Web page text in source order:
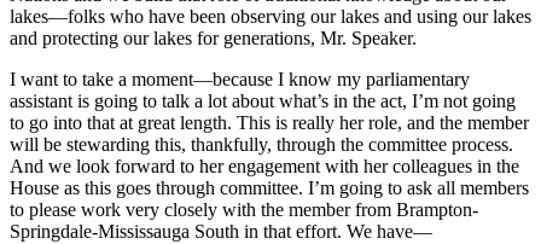
lakes—folks who have been observing our lakes and using our lakes
and protecting our lakes for generations, Mr. Speaker.
I want to take a moment—because I know my parliamentary
assistant is going to talk a lot about what’s in the act, I’m not going
to go into that at great length. This is really her role, and the member
will be stewarding this, thankfully, through the committee process.
And we look forward to her engagement with her colleagues in the
House as this goes through committee. I’m going to ask all members
to please work very closely with the member from Brampton-
Springdale-Mississauga South in that effort. We have—